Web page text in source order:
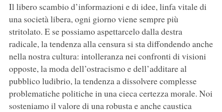
Il libero scambio d’informazioni e di idee, linfa vitale di
una società libera, ogni giorno viene sempre più
stritolato. E se possiamo aspettarcelo dalla destra
radicale, la tendenza alla censura si sta diffondendo anche
nella nostra cultura: intolleranza nei confronti di visioni
opposte, la moda dell’ostracismo e dell’additare al
pubblico ludibrio, la tendenza a dissolvere complesse
problematiche politiche in una cieca certezza morale. Noi
sosteniamo il valore di una robusta e anche caustica